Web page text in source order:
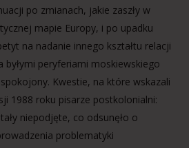
po zmianach, jakie zaszły w
mapie Europy, i po upadku
na nadanie innego kształtu relacji
byłymi peryferiami moskiewskiego
Kwestie, na które wskazali
1988 roku pisarze postkolonialni:
niepodjęte, co odsunęło o
problematyki